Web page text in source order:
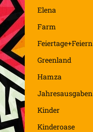
Elena
Farm
Feiertage+Feiern
Greenland
Hamza
Jahresausgaben
Kinder
Kinderoase